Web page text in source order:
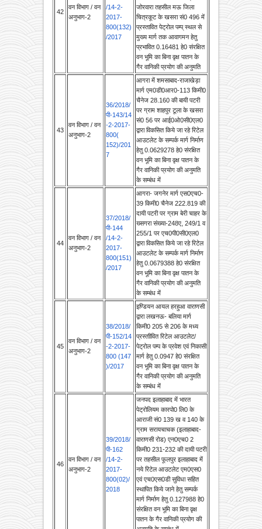
800(132)
/2017
प्रस्तावित पेट्रोल पम्प् स्थल से
मुख्य मार्ग तक आवागमन हेतु
प्रभावित 0.16481 हे0 संरक्षित
वन भूमि का बिना वृक्ष पातन के
गैर वानिकी प्रयोग की अनुमति
-2-2017-
800(
152)/201
7
आगरा में शमसाबाद-राजाखेड़ा
मार्ग एम0डी0आर0-113 किमी0
चैनेज 28.160 की बायी पटरी
पर ग्राम शाहपुर टूला के खसरा
सं0 56 पर आई0ओ0सी0एल0
द्वारा विकसित किये जा रहे रिटेल
आउटलेट के सम्पर्क मार्ग निर्माण
हेतु 0.0629278 हे0 संरक्षित
वन भूमि का बिना वृक्ष पातन के
गैर वानिकी प्रयोग की अनुमति
के सम्बंध में
/14-2-
2017-
800(151)
/2017
आगरा- जगनेर मार्ग एस0एच0-
39 किमी0 चैनेज 222.819 की
दायी पटरी पर ग्राम बेरी चाहर के
ख्सगरा संख्या-248ए, 249/1 व
255/1 पर एच0पी0सी0एल0
द्वारा विकसित किये जा रहे रिटेल
आउटलेट के सम्पर्क मार्ग निर्माण
हेतु 0.0679388 हे0 संरक्षित
वन भूमि का बिना वृक्ष पातन के
गैर वानिकी प्रयोग की अनुमति
के सम्बंध में
-2-2017-
800 (147
)/2017
इण्डियन आयल हरहुआ वाराणसी
द्वारा लखनऊ- बलिया मार्ग
किमी0 205 से 206 के मध्य
प्रस्ताीवित रिटेल आउटलेट/
पेट्रोल पम्प के प्रवेश एवं निकासी
मार्ग हेतु 0.0947 हे0 संरक्षित
वन भूमि का बिना वृक्ष पातन के
गैर वानिकी प्रयोग की अनुमति
के सम्बंध में
/14-2-
2017-
800(02)/
2018
जनपद इलाहाबाद में भारत
पेट्रोलियम कारपो0 लि0 के
आराजी सं0 139 ख व 140 के
ग्राम सरायचाचक (इलाहाबाद-
वाराणसी रोड) एन0एच0 2
किमी0 231-232 की दायी पटरी
पर तहसील फूलपुर इलाहाबाद में
नये रिटेल आउटलेट एम0एस0
एवं एच0एस0डी सुविधा सहित
स्थापित किये जाने हेतु सम्पर्क
मार्ग निर्माण हेतु 0.127988 हे0
संरक्षित वन भूमि का बिना वृक्ष
पातन के गैर वानिकी प्रयोग की
अनुमति के सम्बंध में
जनपद अलीगढ़ में दिल्ली -